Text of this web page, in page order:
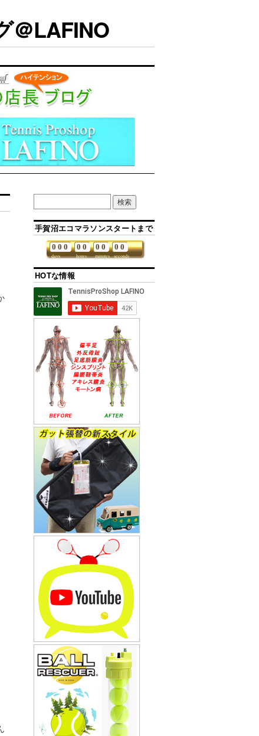
＠LAFINO
手賀沼エコマラソンスタートまで
days
0 0 0
hours
0 0
minutes
0 0
seconds
0 0
HOTな情報